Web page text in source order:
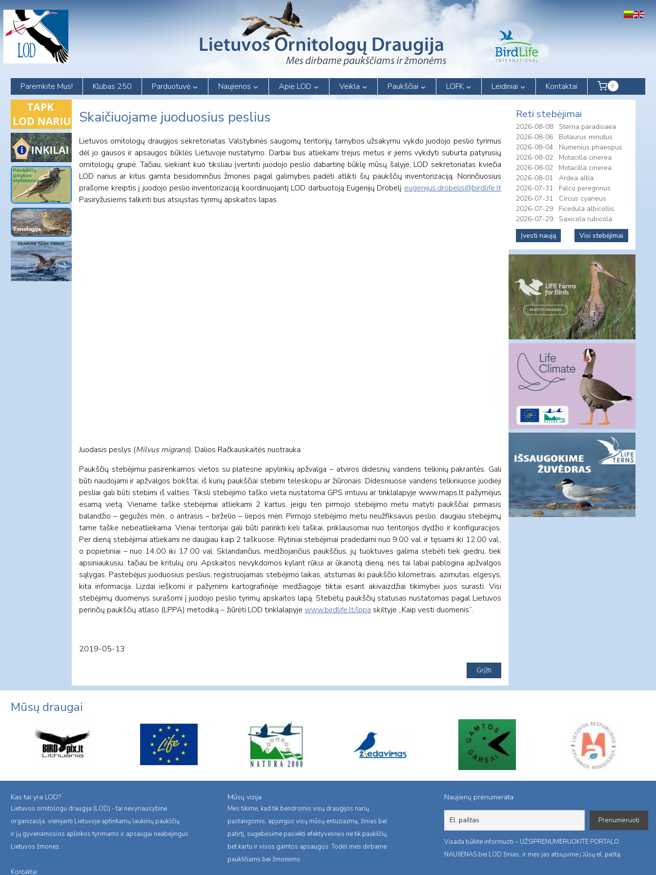
content
Paremkite Mus! Klubas 250 Parduotuvė Naujienos Apie LOD Veikla Paukščiai LOFK Leidiniai Kontaktai 0
Skaičiuojame juoduosius peslius
Lietuvos ornitologų draugijos sekretoriatas Valstybinės saugomų teritorijų tarnybos užsakymu vykdo juodojo peslio tyrimus
dėl jo gausos ir apsaugos būklės Lietuvoje nustatymo. Darbai bus atliekami trejus metus ir jiems vykdyti suburta patyrusių
ornitologų grupė. Tačiau, siekiant kuo tiksliau įvertinti juodojo peslio dabartinę būklę mūsų šalyje, LOD sekretoriatas kviečia
LOD narius ar kitus gamta besidominčius žmones pagal galimybes padėti atlikti šių paukščių inventorizaciją. Norinčiuosius
prašome kreiptis į juodojo peslio inventorizaciją koordinuojantį LOD darbuotoją Eugenijų Drobelį eugenijus.drobelis@birdlife.lt
Pasiryžusiems talkinti bus atsiųstas tyrimų apskaitos lapas.
Juodasis peslys (Milvus migrans). Dalios Račkauskaitės nuotrauka
Paukščių stebėjimui pasirenkamos vietos su platesne apylinkių apžvalga – atviros didesnių vandens telkinių pakrantės. Gali
būti naudojami ir apžvalgos bokštai, iš kurių paukščiai stebimi teleskopu ar žiūronais. Didesniuose vandens telkiniuose juodieji
pesliai gali būti stebimi iš valties. Tiksli stebėjimo taško vieta nustatoma GPS imtuvu ar tinklalapyje www.maps.lt pažymėjus
esamą vietą. Viename taške stebėjimai atliekami 2 kartus, jeigu ten pirmojo stebėjimo metu matyti paukščiai: pirmasis
balandžio – gegužės mėn., o antrasis – birželio – liepos mėn. Pirmojo stebėjimo metu neužfiksavus peslio, daugiau stebėjimų
tame taške nebeatliekama. Vienai teritorijai gali būti parinkti keli taškai, priklausomai nuo teritorijos dydžio ir konfiguracijos.
Per dieną stebėjimai atliekami ne daugiau kaip 2 taškuose. Rytiniai stebėjimai pradedami nuo 9.00 val. ir tęsiami iki 12.00 val.,
o popietiniai – nuo 14.00 iki 17.00 val. Sklandančius, medžiojančius paukščius, jų tuoktuves galima stebėti tiek giedru, tiek
apsiniaukusiu, tačiau be kritulių oru. Apskaitos nevykdomos kylant rūkui ar ūkanotą dieną, nes tai labai pablogina apžvalgos
sąlygas. Pastebėjus juoduosius peslius, registruojamas stebėjimo laikas, atstumas iki paukščio kilometrais, azimutas, elgesys,
kita informacija. Lizdai ieškomi ir pažymimi kartografinėje medžiagoje tiktai esant akivaizdžiai tikimybei juos surasti. Visi
stebėjimų duomenys surašomi į juodojo peslio tyrimų apskaitos lapą. Stebėtų paukščių statusas nustatomas pagal Lietuvos
perinčių paukščių atlaso (LPPA) metodiką – žiūrėti LOD tinklalapyje www.birdlife.lt/lppa skiltyje „Kaip vesti duomenis“.
2019-05-13
Reti stebėjimai
2026-08-08
Sterna paradisaea
2026-08-06
Botaurus minutus
2026-08-04
Numenius phaeopus
2026-08-02
Motacilla cinerea
2026-08-02
Motacilla cinerea
2026-08-01
Ardea alba
2026-07-31
Falco peregrinus
2026-07-31
Circus cyaneus
2026-07-29
Ficedula albicollis
2026-07-29
Saxicola rubicola
Įvesti naują
Visi stebėjimai
Mūsų draugai
Kas tai yra LOD?
Lietuvos ornitologu draugija (LOD) - tai nevyriausybinė
organizacija, vienijanti Lietuvoje aptinkamų laukinių paukščių
ir jų gyvenamosios aplinkos tyrimams ir apsaugai neabejingus
Lietuvos žmones.
Kontaktai:
Mūsų vizija
Mes tikime, kad tik bendromis visų draugijos narių
pastangomis, apjungus visų mūsų entuziazmą, žinias bei
patirtį, sugebėsime pasiekti efektyvesnės ne tik paukščių,
bet kartu ir visos gamtos apsaugos. Todėl mes dirbame
paukščiams bei žmonėms.
Naujienų prenumerata
Visada būkite informuoti – UŽSIPRENUMERUOKITE PORTALO
NAUJIENAS bei LOD žinias, ir mes jas atsiųsime į Jūsų el. paštą.